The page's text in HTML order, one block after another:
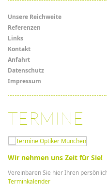
Menü
Links
Unsere Reichweite
Referenzen
Links
Kontakt
Anfahrt
Datenschutz
Impressum
TERMINE
Wir nehmen uns Zeit für Sie!
Vereinbaren Sie hier Ihren
Terminkalender